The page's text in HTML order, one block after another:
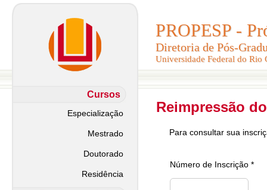
PROPESP -
Diretoria de Pós-
Universidade Federal do Rio
PROPESP -
Diretoria de Pós-
Universidade Federal do Rio
Cursos
Especialização
Mestrado
Doutorado
Residência
Reimpressão
Para consultar sua
Número de Inscrição *